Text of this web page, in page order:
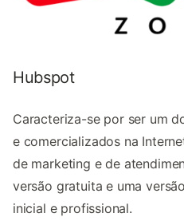
Hubspot
Caracteriza-se por ser um
e comercializados na
de marketing e de
versão gratuita e uma
inicial e profissional.